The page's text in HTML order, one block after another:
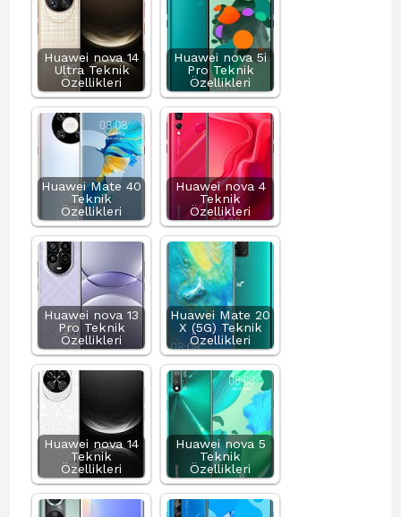
Huawei nova 14
Ultra Teknik
Özellikleri
Huawei nova 5i
Pro Teknik
Özellikleri
Huawei Mate 40
Teknik
Özellikleri
Huawei nova 4
Teknik
Özellikleri
Huawei nova 13
Pro Teknik
Özellikleri
Huawei Mate 20
X (5G) Teknik
Özellikleri
Huawei nova 14
Teknik
Özellikleri
Huawei nova 5
Teknik
Özellikleri